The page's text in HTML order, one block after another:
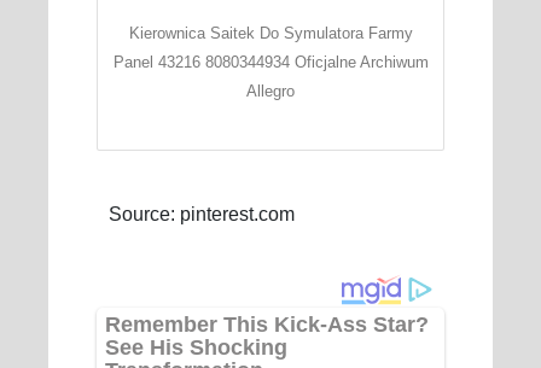
Kierownica Saitek Do Symulatora Farmy
Panel 43216 8080344934 Oficjalne Archiwum
Allegro
Source: pinterest.com